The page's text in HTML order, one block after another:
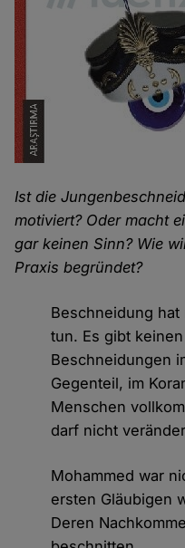
Ist die
motiviert? Oder macht
gar keinen Sinn? Wie
Praxis begründet?
Beschneidung hat
tun. Es gibt
Beschneidungen
Gegenteil, im
Menschen
darf nicht
Mohammed war
ersten Gläubigen
Deren